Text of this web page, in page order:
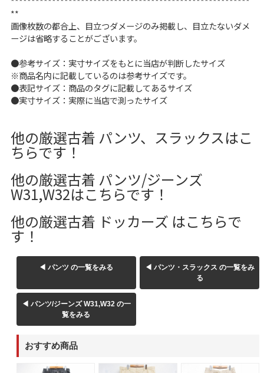
**
画像枚数の都合上、目立つダメージのみ掲載し、目立たないダメ
ージは省略することがございます。
●参考サイズ：実寸サイズをもとに当店が判断したサイズ
※商品名内に記載しているのは参考サイズです。
●表記サイズ：商品のタグに記載してあるサイズ
●実寸サイズ：実際に当店で測ったサイズ
他の厳選古着 パンツ、スラックスはこ
ちらです！
他の厳選古着 パンツ/ジーンズ
W31,W32はこちらです！
他の厳選古着 ドッカーズ はこちらで
す！
◀ パンツ の一覧をみる
◀ パンツ・スラックス の一覧をみ
る
◀ パンツ/ジーンズ W31,W32 の一
覧をみる
おすすめ商品